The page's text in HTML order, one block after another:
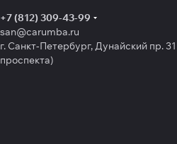
+7 (812) 309-43-99
san@carumba.ru
г. Санкт-Петербург, Дунайский пр.
проспекта)